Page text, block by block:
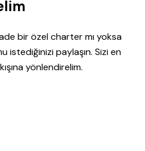
bir özel charter mı yoksa
istediğinizi paylaşın. Sizi en
yönlendirelim.